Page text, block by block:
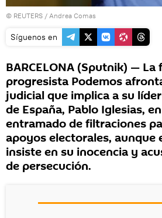
© REUTERS / Andrea Comas
Síguenos en
BARCELONA (Sputnik) — La
progresista Podemos
judicial que implica a su
de España, Pablo Iglesias,
entramado de filtraciones
apoyos electorales, aunque
insiste en su inocencia y
de persecución.